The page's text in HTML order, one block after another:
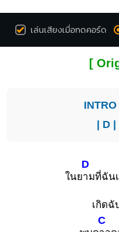
เล่นเสียงเมื่อกดคอร์ด
[
| D |
ในย
D
ามที่ฉัน
เกิดฉั
C